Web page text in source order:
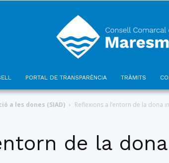
PORTAL DE TRANSPARÈNCIA TRÀMITS
a les dones (SIAD) Reflexions a l’entorn de la dona
de la